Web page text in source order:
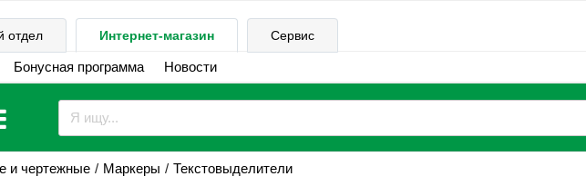
отдел Интернет-магазин Сервис
Бонусная программа Новости
и чертежные Маркеры Текстовыделители